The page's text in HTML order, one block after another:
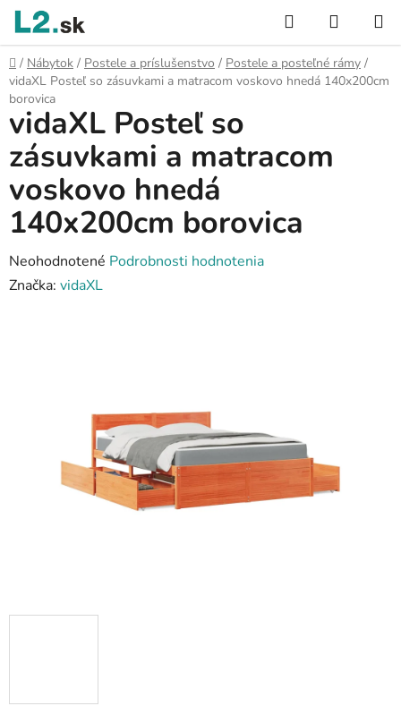
Prejsť
obsah
Hľadať
KOŠÍK
Domov
/ Nábytok / Postele a príslušenstvo / Postele a posteľné rámy /
vidaXL Posteľ so zásuvkami a matracom voskovo hnedá 140x200cm
borovica
vidaXL Posteľ so
zásuvkami a matracom
voskovo hnedá
140x200cm borovica
Priemerné
hodnotenie
Neohodnotené Podrobnosti hodnotenia
Značka: vidaXL